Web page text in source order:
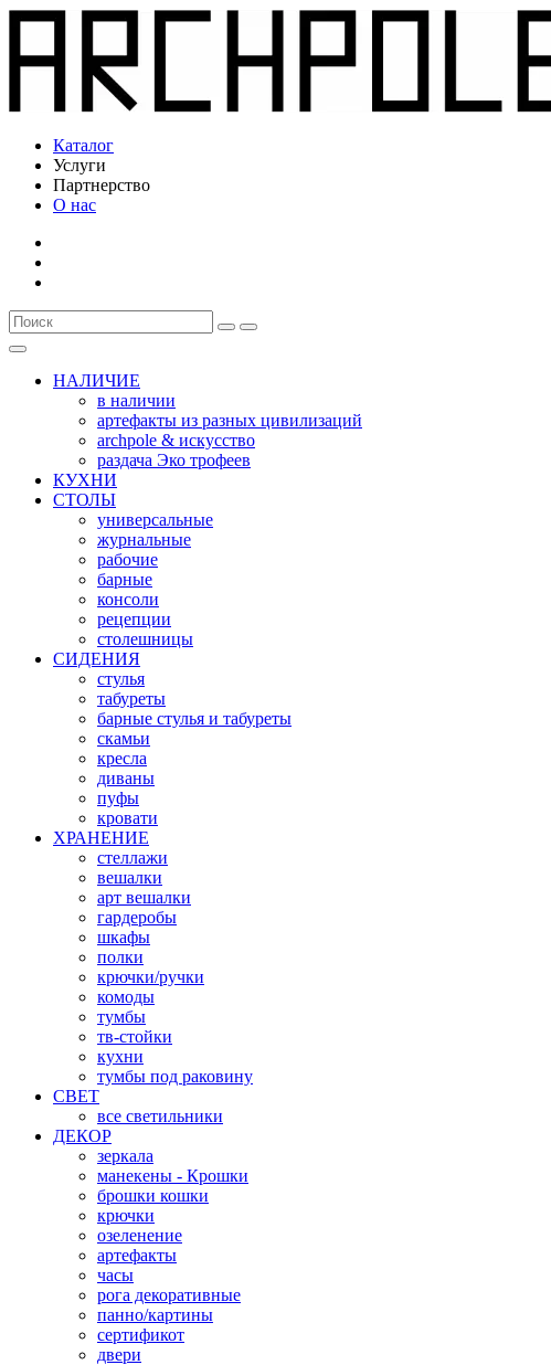
Каталог
Услуги
Партнерство
О нас
НАЛИЧИЕ
в наличии
артефакты из разных цивилизаций
archpole & искусство
раздача Эко трофеев
КУХНИ
СТОЛЫ
универсальные
журнальные
рабочие
барные
консоли
рецепции
столешницы
СИДЕНИЯ
стулья
табуреты
барные стулья и табуреты
скамьи
кресла
диваны
пуфы
кровати
ХРАНЕНИЕ
стеллажи
вешалки
арт вешалки
гардеробы
шкафы
полки
крючки/ручки
комоды
тумбы
тв-стойки
кухни
тумбы под раковину
СВЕТ
все светильники
ДЕКОР
зеркала
манекены - Крошки
брошки кошки
крючки
озеленение
артефакты
часы
рога декоративные
панно/картины
сертификот
двери